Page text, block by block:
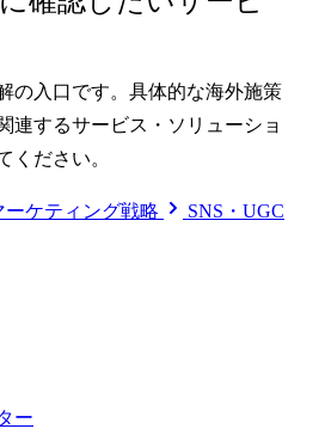
の入口です。具体的な海外施策
連するサービス・ソリューショ
ください。
ーケティング戦略
SNS・UGC
ー